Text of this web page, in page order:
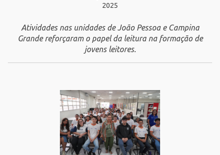
2025
Atividades nas unidades de João Pessoa e Campina
Grande reforçaram o papel da leitura na formação de
jovens leitores.